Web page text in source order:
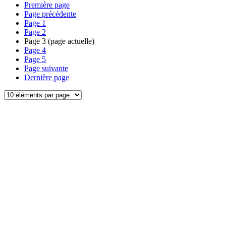
Première page
Page précédente
Page 1
Page 2
Page 3 (page actuelle)
Page 4
Page 5
Page suivante
Dernière page